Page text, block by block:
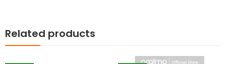
Related products